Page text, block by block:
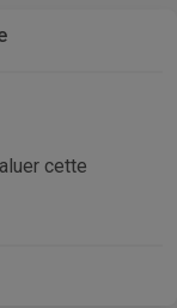
cette